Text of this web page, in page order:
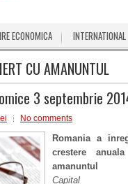
ECONOMICA INTERNATIONAL
CU AMANUNTUL
3 septembrie
No comments
Romania a
crestere
amanuntul
Capital